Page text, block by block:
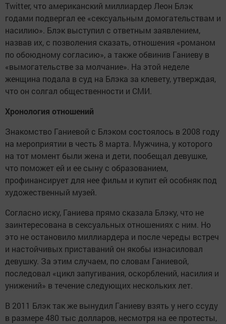
Twitter, что американский миллиардер Леон Блэк
годами подвергал ее «сексуальным домогательствам и
насилию». Блэк выступил с ответным заявлением,
назвав их, с позволения сказать, отношения «романом
по обоюдному согласию», а также обвинив Ганиеву в
«вымогательстве за молчание». На этой неделе
женщина подала в суд на Блэка за клевету, утверждая,
что он солгал общественности и СМИ.
Хронология отношений
Знакомство Ганиевой с Блэком состоялось в 2008 году
на мероприятии в честь 8 марта. Мужчина, у которого
на тот момент были жена и дети, пообещал девушке,
что поможет ей и ее сыну с образованием,
профинансирует для нее фильм и купит ей особняк под
художественный музей.
Согласно иску, Ганиева прямо сказала Блэку, что не
заинтересована в сексуальных отношениях с ним. Но
это не остановило миллиардера и после череды встреч
и настойчивых приставаний он якобы изнасиловал
девушку. За этим случаем, по словам Ганиевой,
последовал «цикл запугивания, оскорблений, насилия и
унижений» в течение следующих нескольких лет.
В 2011 Блэк так же вынудил Ганиеву взять у него ссуду
в размере 480 тыс долларов, несмотря на ее протесты,